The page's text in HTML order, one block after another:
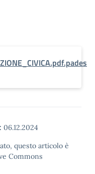
06.12.2024
questo articolo è
Commons